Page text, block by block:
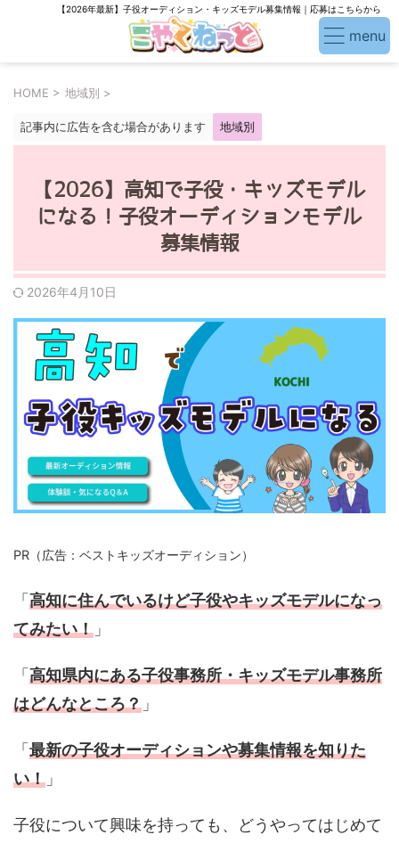
【2026年最新】子役オーディション・キッズモデル募集情報｜応募はこちらから
HOME > 地域別 >
記事内に広告を含む場合があります 地域別
【2026】高知で子役・キッズモデル
になる！子役オーディションモデル
募集情報
2026年4月10日
PR（広告：ベストキッズオーディション）
「 高知に住んでいるけど子役やキッズモデルになっ
てみたい！ 」
「 高知県内にある子役事務所・キッズモデル事務所
はどんなところ？ 」
「 最新の子役オーディションや募集情報を知りた
い！ 」
子役について興味を持っても、どうやってはじめて